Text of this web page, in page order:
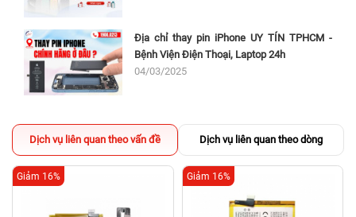
Địa chỉ thay pin iPhone UY TÍN TPHCM -
Bệnh Viện Điện Thoại, Laptop 24h
04/03/2025
Dịch vụ liên quan theo vấn đề Dịch vụ liên quan theo dòng
Giảm 16% Giảm 16%